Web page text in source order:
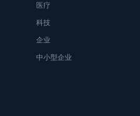
医疗
科技
企业
中小型企业